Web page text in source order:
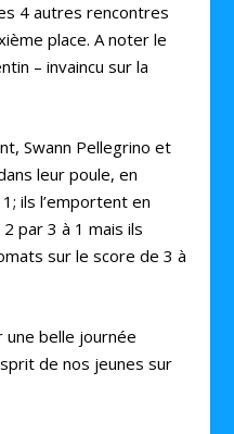
4 autres rencontres
place. A noter le
– invaincu sur la
Swann Pellegrino et
leur poule, en
ils l’emportent en
par 3 à 1 mais ils
sur le score de 3 à
belle journée
de nos jeunes sur